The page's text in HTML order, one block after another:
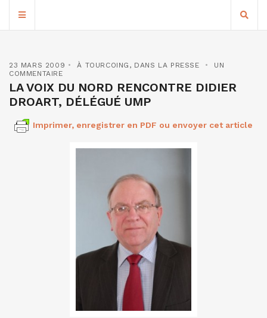
23 MARS 2009 À TOURCOING , DANS LA PRESSE
UN
COMMENTAIRE
LA VOIX DU NORD RENCONTRE DIDIER
DROART, DÉLÉGUÉ UMP
Imprimer, enregistrer en PDF ou envoyer cet article